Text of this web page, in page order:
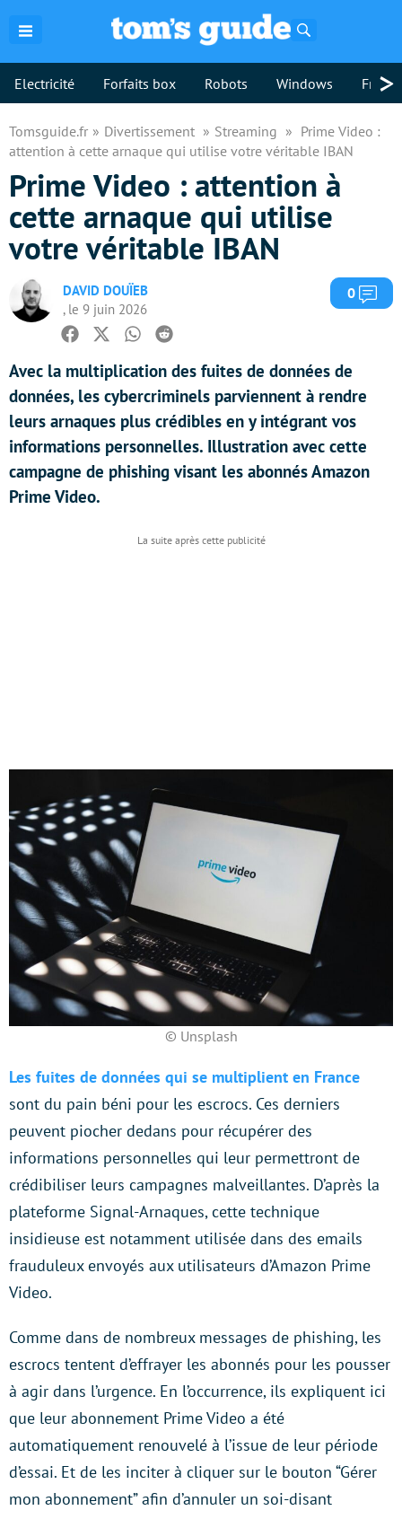
Electricité Forfaits box Robots Windows >
Tomsguide.fr Divertissement Streaming
Prime Video :
attention à cette arnaque qui utilise votre véritable IBAN
Prime Video : attention à
cette arnaque qui utilise
votre véritable IBAN
DAVID DOUÏEB
, le 9 juin 2026
0
Facebook
TwitterWhatsapp
Reddit
Avec la multiplication des fuites de données de
données, les cybercriminels parviennent à rendre
leurs arnaques plus crédibles en y intégrant vos
informations personnelles. Illustration avec cette
campagne de phishing visant les abonnés Amazon
Prime Video.
© Unsplash
Les fuites de données qui se multiplient en France
sont du pain béni pour les escrocs. Ces derniers
peuvent piocher dedans pour récupérer des
informations personnelles qui leur permettront de
crédibiliser leurs campagnes malveillantes. D’après la
plateforme Signal-Arnaques, cette technique
insidieuse est notamment utilisée dans des emails
frauduleux envoyés aux utilisateurs d’Amazon Prime
Video.
Comme dans de nombreux messages de phishing, les
escrocs tentent d’effrayer les abonnés pour les pousser
à agir dans l’urgence. En l’occurrence, ils expliquent ici
que leur abonnement Prime Video a été
automatiquement renouvelé à l’issue de leur période
d’essai. Et de les inciter à cliquer sur le bouton “Gérer
mon abonnement” afin d’annuler un soi-disant